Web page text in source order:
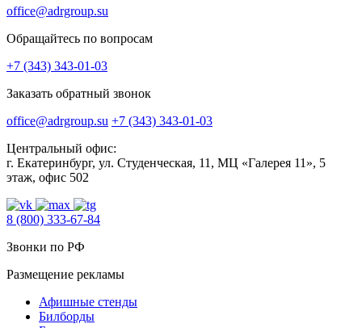
office@adrgroup.su
Обращайтесь по вопросам
+7 (343) 343-01-03
Заказать обратный звонок
office@adrgroup.su +7 (343) 343-01-03
Центральный офис:
г. Екатеринбург, ул. Студенческая, 11, МЦ «Галерея 11», 5
этаж, офис 502
8 (800) 333-67-84
Звонки по РФ
Размещение рекламы
Афишные стенды
Билборды